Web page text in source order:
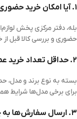
۱. آیا امکان خرید حضوری از دفتر بازار وجود دارد؟
بله، دفتر مرکزی پخش
حضوری و بررسی کالا قبل
۲. حداقل تعداد خرید عمده اتود چقدر است؟
بسته به نوع برند و مدل،
برای برخی مدل‌ها شرایط
۳. ارسال سفارش‌ها به چه صورت انجام می‌شود؟